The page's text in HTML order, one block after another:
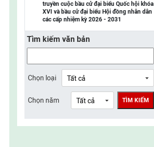
UBMTTQ Việt Nam tỉnh Sơn La
UBMTTQ Việt Nam tỉnh Thanh Hóa
UBMTTQ Việt Nam tỉnh Nghệ An
UBMTTQ Việt Nam tỉnh Lào Cai
UBMTTQ Việt Nam tỉnh Thái Nguyên
truyền cuộc bầu cử đại biểu Quốc hội khóa
XVI và bầu cử đại biểu Hội đồng nhân dân
các cấp nhiệm kỳ 2026 - 2031
Tìm kiếm văn bản
Chọn loại
Chọn năm TÌM KIẾM